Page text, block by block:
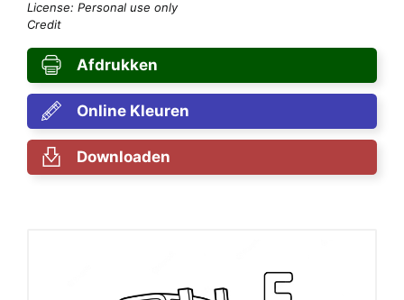
License: Personal use only
Credit
Afdrukken
Online Kleuren
Downloaden